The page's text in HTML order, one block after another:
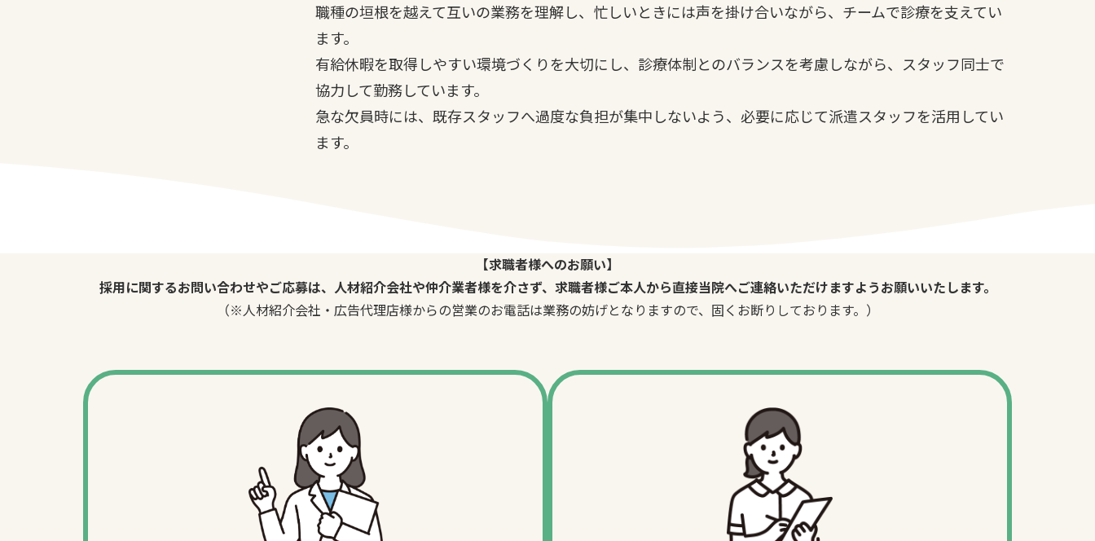
職種の垣根を越えて互いの業務を理解し、忙しいときには声を掛け合いながら、チームで診療を支えてい
ます。
有給休暇を取得しやすい環境づくりを大切にし、診療体制とのバランスを考慮しながら、スタッフ同士で
協力して勤務しています。
急な欠員時には、既存スタッフへ過度な負担が集中しないよう、必要に応じて派遣スタッフを活用してい
ます。
【求職者様へのお願い】
採用に関するお問い合わせやご応募は、人材紹介会社や仲介業者様を介さず、求職者様ご本人から直接当院へご連絡いただけますようお願いいたします。
（※人材紹介会社・広告代理店様からの営業のお電話は業務の妨げとなりますので、固くお断りしております。）